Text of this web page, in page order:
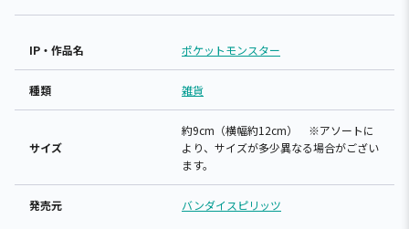
IP・作品名 ポケットモンスター
種類 雑貨
サイズ
約9cm（横幅約12cm） ※アソートに
より、サイズが多少異なる場合がござい
ます。
発売元 バンダイスピリッツ